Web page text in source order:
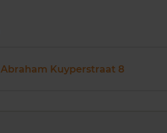
Abraham Kuyperstraat 8